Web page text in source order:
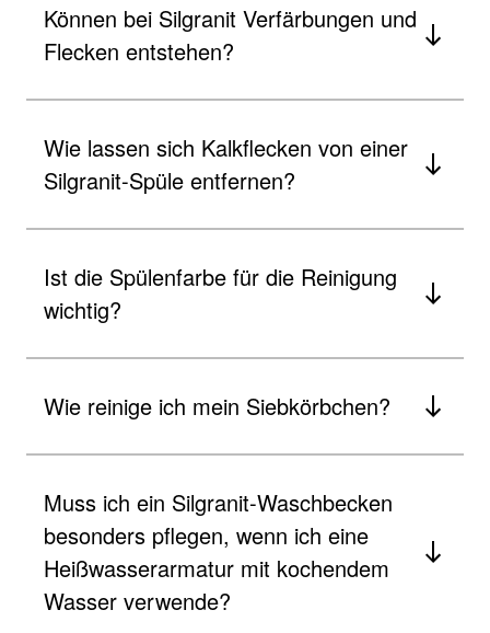
Können bei Silgranit Verfärbungen und
Flecken entstehen?
Wie lassen sich Kalkflecken von einer
Silgranit-Spüle entfernen?
Ist die Spülenfarbe für die Reinigung
wichtig?
Wie reinige ich mein Siebkörbchen?
Muss ich ein Silgranit-Waschbecken
besonders pflegen, wenn ich eine
Heißwasserarmatur mit kochendem
Wasser verwende?